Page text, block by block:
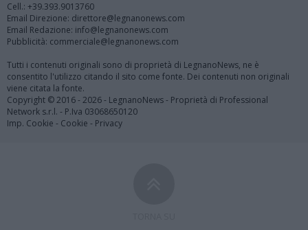
Cell.: +39.393.9013760
Email Direzione: direttore@legnanonews.com
Email Redazione: info@legnanonews.com
Pubblicità: commerciale@legnanonews.com
Tutti i contenuti originali sono di proprietà di LegnanoNews, ne è
consentito l'utilizzo citando il sito come fonte. Dei contenuti non originali
viene citata la fonte.
Copyright © 2016 - 2026 - LegnanoNews - Proprietà di Professional
Network s.r.l. - P.Iva 03068650120
Imp. Cookie - Cookie - Privacy